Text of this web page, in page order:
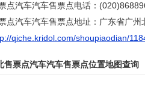
点汽车汽车售票点电话：
点汽车汽车售票点地址：广东省广州
qiche.kridol.com/shoupiaodian/
售票点汽车汽车售票点位置地图查询